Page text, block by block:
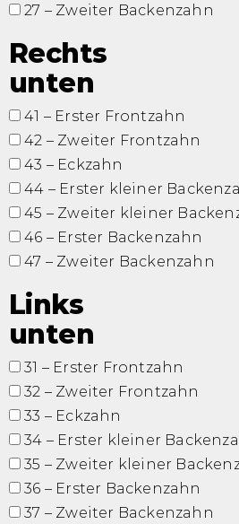
27 – Zweiter Backenzahn
Rechts
unten
41 – Erster Frontzahn
42 – Zweiter Frontzahn
43 – Eckzahn
44 – Erster kleiner
45 – Zweiter kleiner
46 – Erster Backenzahn
47 – Zweiter Backenzahn
Links
unten
31 – Erster Frontzahn
32 – Zweiter Frontzahn
33 – Eckzahn
34 – Erster kleiner
35 – Zweiter kleiner
36 – Erster Backenzahn
37 – Zweiter Backenzahn